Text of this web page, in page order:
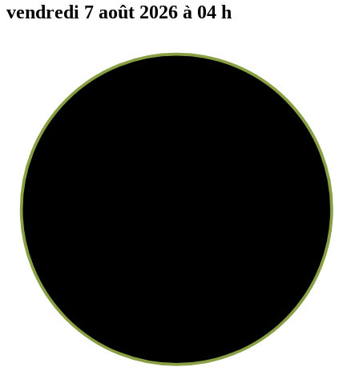
vendredi 7 août 2026 à 04 h